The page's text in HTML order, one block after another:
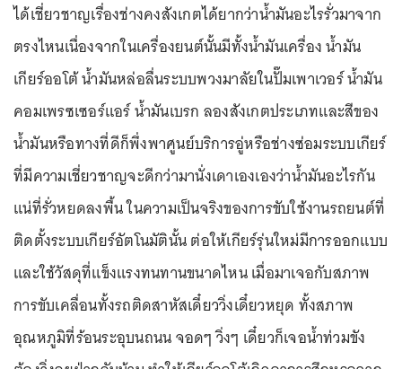
ได้เชี่ยวชาญเรื่องช่างคงสังเกตได้ยากว่าน้ำมันอะไรรั่วมาจาก
ตรงไหนเนื่องจากในเครื่องยนต์นั้นมีทั้งน้ำมันเครื่อง น้ำมัน
เกียร์ออโต้ น้ำมันหล่อลื่นระบบพวงมาลัยในปั๊มเพาเวอร์ น้ำมัน
คอมเพรซเซอร์แอร์ น้ำมันเบรก ลองสังเกตประเภทและสีของ
น้ำมันหรือทางที่ดีก็พึ่งพาศูนย์บริการอู่หรือช่างซ่อมระบบเกียร์
ที่มีความเชี่ยวชาญจะดีกว่ามานั่งเดาเองเองว่าน้ำมันอะไรกัน
แน่ที่รั่วหยดลงพื้น ในความเป็นจริงของการขับใช้งานรถยนต์ที่
ติดตั้งระบบเกียร์อัตโนมัตินั้น ต่อให้เกียร์รุ่นใหม่มีการออกแบบ
และใช้วัสดุที่แข็งแรงทนทานขนาดไหน เมื่อมาเจอกับสภาพ
การขับเคลื่อนทั้งรถติดสาหัสเดี๋ยววิ่งเดี๋ยวหยุด ทั้งสภาพ
อุณหภูมิที่ร้อนระอุบนถนน จอดๆ วิ่งๆ เดี๋ยวก็เจอน้ำท่วมขัง